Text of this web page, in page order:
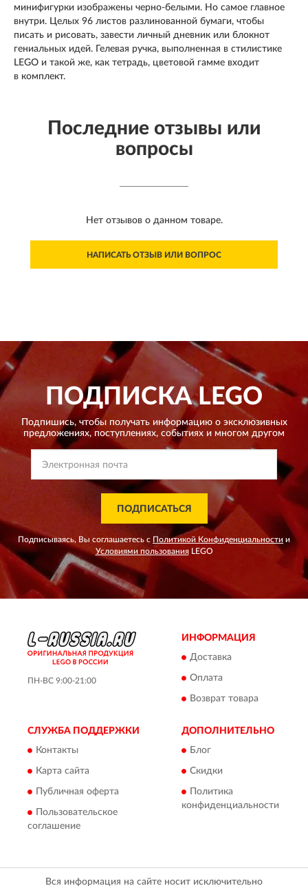
минифигурки изображены черно-белыми. Но самое главное
внутри. Целых 96 листов разлинованной бумаги, чтобы
писать и рисовать, завести личный дневник или блокнот
гениальных идей. Гелевая ручка, выполненная в стилистике
LEGO и такой же, как тетрадь, цветовой гамме входит
в комплект.
Последние отзывы или
вопросы
Нет отзывов о данном товаре.
НАПИСАТЬ ОТЗЫВ ИЛИ ВОПРОС
ПОДПИСКАLEGO
Подпишись, чтобы получать информацию о эксклюзивных
предложениях, поступлениях, событиях и многом другом
ПОДПИСАТЬСЯ
Подписываясь, Вы соглашаетесь с Политикой Конфиденциальности и
Условиями пользованияLEGO
ПН-ВС 9:00-21:00
ИНФОРМАЦИЯ
Доставка
Оплата
Возврат товара
СЛУЖБА ПОДДЕРЖКИ
Контакты
Карта сайта
Публичная оферта
Пользовательское
соглашение
ДОПОЛНИТЕЛЬНО
Блог
Скидки
Политика
конфиденциальности
Вся информация на сайте носит исключительно